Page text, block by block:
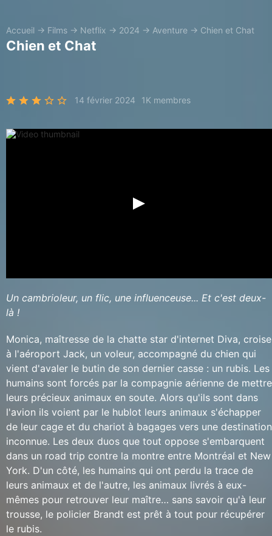
Accueil → Films → Netflix → 2024 → Aventure → Chien et Chat
Chien et Chat
14 février 2024 1K membres
Un cambrioleur, un flic, une influenceuse... Et c'est deux-
là !
Monica, maîtresse de la chatte star d'internet Diva, croise
à l'aéroport Jack, un voleur, accompagné du chien qui
vient d'avaler le butin de son dernier casse : un rubis. Les
humains sont forcés par la compagnie aérienne de mettre
leurs précieux animaux en soute. Alors qu'ils sont dans
l'avion ils voient par le hublot leurs animaux s'échapper
de leur cage et du chariot à bagages vers une destination
inconnue. Les deux duos que tout oppose s'embarquent
dans un road trip contre la montre entre Montréal et New
York. D'un côté, les humains qui ont perdu la trace de
leurs animaux et de l'autre, les animaux livrés à eux-
mêmes pour retrouver leur maître… sans savoir qu'à leur
trousse, le policier Brandt est prêt à tout pour récupérer
le rubis.